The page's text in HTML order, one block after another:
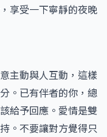
享受一下寧靜的夜晚
主動與人互動，這樣
。已有伴者的你，總
給予回應。愛情是雙
。不要讓對方覺得只